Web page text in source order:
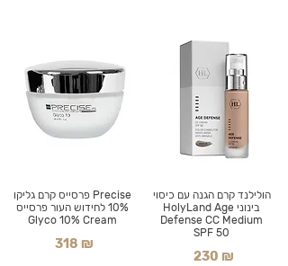
Precise פרסייס קרם גליקו
10% לחידוש העור פרסייס
Glyco 10% Cream
318 ₪
הולילנד קרם הגנה עם כיסוי
בינוני HolyLand Age
Defense CC Medium
SPF 50
230 ₪